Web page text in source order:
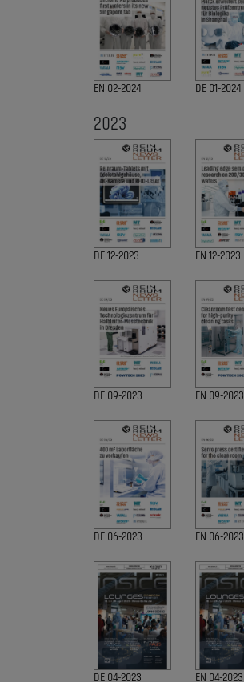
EN 02-2024 DE 01-2024
2023
DE 12-2023 EN 12-2023
DE 09-2023 EN 09-2023
DE 06-2023 EN 06-2023
DE 04-2023 EN 04-2023